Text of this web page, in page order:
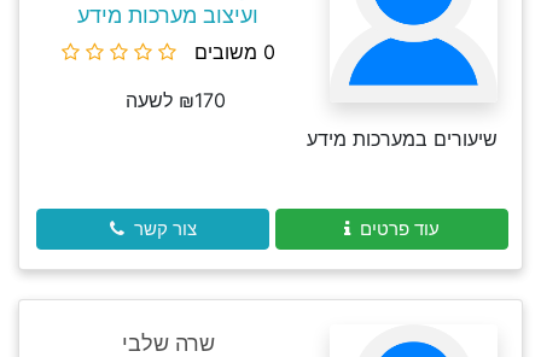
ועיצוב מערכות מידע
0 משובים
₪170 לשעה
שיעורים במערכות מידע
עוד פרטים צור קשר
שרה שלבי